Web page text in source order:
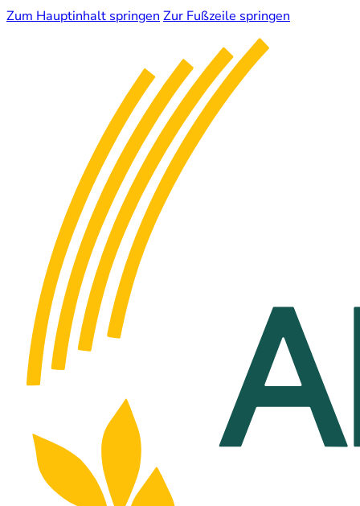
Zum Hauptinhalt springen Zur Fußzeile springen